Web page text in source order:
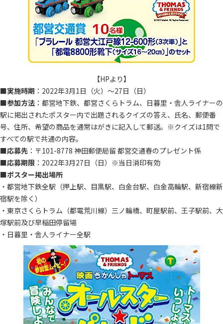
【HPより】
■実施時期 ：2022年3月1日（火）～27日（日）
■参加方法 ：都営地下鉄、都営さくらトラム、日暮里・舎人ライナーの
駅に掲出されたポスター内で出題されるクイズの答え、氏名、郵便番
号、住所、希望の商品を通常はがきに記入して郵送。※クイズは1問で
すべての駅で共通の内容。
■応募先 ：〒101-8778 神田郵便局留 都営交通春のプレゼント係
■応募期限 ：2022年3月27日（日）※当日消印有効
■ポスター掲出場所
・都営地下鉄全駅（押上駅、目黒駅、白金台駅、白金高輪駅、新宿線新
宿駅を除く）
・東京さくらトラム（都電荒川線）三ノ輪橋、町屋駅前、王子駅前、大
塚駅前及び早稲田停留場
・日暮里・舎人ライナー全駅